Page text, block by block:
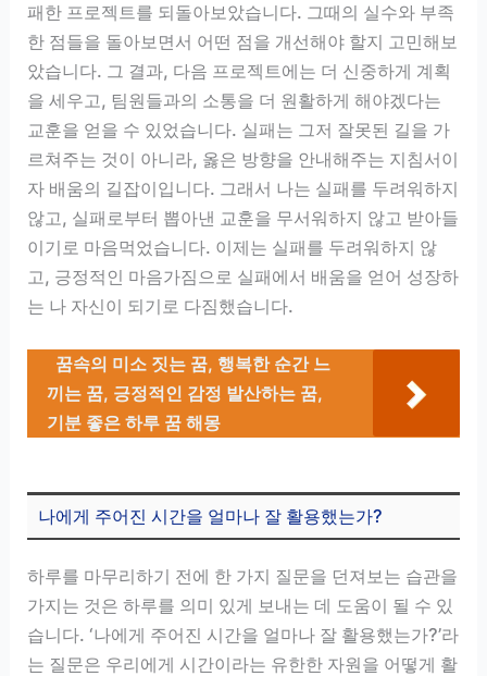
패한 프로젝트를 되돌아보았습니다. 그때의 실수와 부족
한 점들을 돌아보면서 어떤 점을 개선해야 할지 고민해보
았습니다. 그 결과, 다음 프로젝트에는 더 신중하게 계획
을 세우고, 팀원들과의 소통을 더 원활하게 해야겠다는
교훈을 얻을 수 있었습니다. 실패는 그저 잘못된 길을 가
르쳐주는 것이 아니라, 옳은 방향을 안내해주는 지침서이
자 배움의 길잡이입니다. 그래서 나는 실패를 두려워하지
않고, 실패로부터 뽑아낸 교훈을 무서워하지 않고 받아들
이기로 마음먹었습니다. 이제는 실패를 두려워하지 않
고, 긍정적인 마음가짐으로 실패에서 배움을 얻어 성장하
는 나 자신이 되기로 다짐했습니다.
꿈속의 미소 짓는 꿈, 행복한 순간 느
끼는 꿈, 긍정적인 감정 발산하는 꿈,
기분 좋은 하루 꿈 해몽
나에게 주어진 시간을 얼마나 잘 활용했는가?
하루를 마무리하기 전에 한 가지 질문을 던져보는 습관을
가지는 것은 하루를 의미 있게 보내는 데 도움이 될 수 있
습니다. ‘나에게 주어진 시간을 얼마나 잘 활용했는가?’라
는 질문은 우리에게 시간이라는 유한한 자원을 어떻게 활